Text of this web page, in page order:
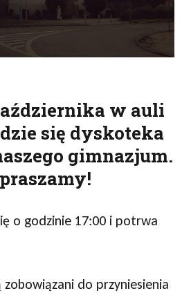
w auli
się dyskoteka
gimnazjum.
o godzinie 17:00 i potrwa
zobowiązani do przyniesienia